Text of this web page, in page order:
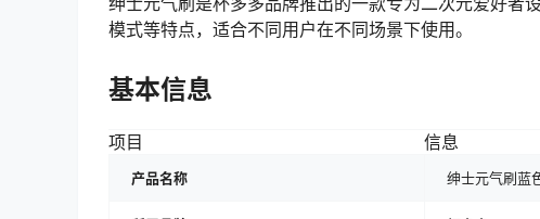
模式等特点，适合不同用户在不同场景下使用。
基本信息
项目 信息
产品名称 绅士元气刷蓝